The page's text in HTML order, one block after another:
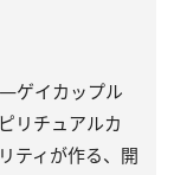
ゲイカップル
リチュアルカ
ティが作る、開